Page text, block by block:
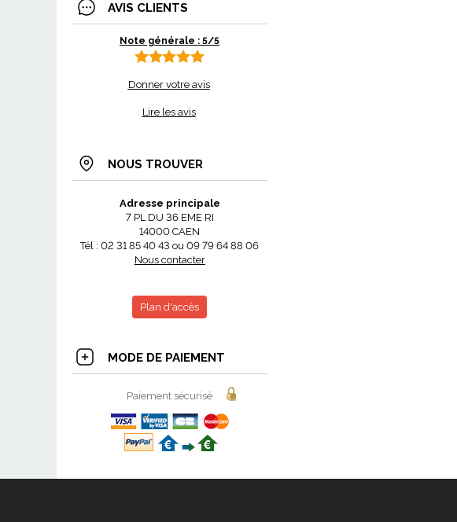
AVIS CLIENTS
Note générale : 5/5
Donner votre avis
Lire les avis
NOUS TROUVER
Adresse principale
7 PL DU 36 EME RI
14000 CAEN
Tél : 02 31 85 40 43 ou 09 79 64 88 06
Nous contacter
Plan d'accès
MODE DE PAIEMENT
Paiement sécurisé